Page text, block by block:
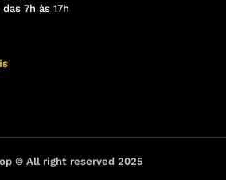
7h às 17h
© All right reserved 2025